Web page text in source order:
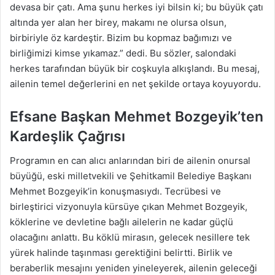
devasa bir çatı. Ama şunu herkes iyi bilsin ki; bu büyük çatı
altında yer alan her birey, makamı ne olursa olsun,
birbiriyle öz kardeştir. Bizim bu kopmaz bağımızı ve
birliğimizi kimse yıkamaz.” dedi. Bu sözler, salondaki
herkes tarafından büyük bir coşkuyla alkışlandı. Bu mesaj,
ailenin temel değerlerini en net şekilde ortaya koyuyordu.
Efsane Başkan Mehmet Bozgeyik’ten
Kardeşlik Çağrısı
Programın en can alıcı anlarından biri de ailenin onursal
büyüğü, eski milletvekili ve Şehitkamil Belediye Başkanı
Mehmet Bozgeyik’in konuşmasıydı. Tecrübesi ve
birleştirici vizyonuyla kürsüye çıkan Mehmet Bozgeyik,
köklerine ve devletine bağlı ailelerin ne kadar güçlü
olacağını anlattı. Bu köklü mirasın, gelecek nesillere tek
yürek halinde taşınması gerektiğini belirtti. Birlik ve
beraberlik mesajını yeniden yineleyerek, ailenin geleceği